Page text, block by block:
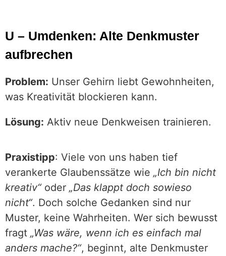
U – Umdenken: Alte Denkmuster
aufbrechen
Problem: Unser Gehirn liebt Gewohnheiten,
was Kreativität blockieren kann.
Lösung: Aktiv neue Denkweisen trainieren.
Praxistipp: Viele von uns haben tief
verankerte Glaubenssätze wie „Ich bin nicht
kreativ“oder „Das klappt doch sowieso
nicht“. Doch solche Gedanken sind nur
Muster, keine Wahrheiten. Wer sich bewusst
fragt „Was wäre, wenn ich es einfach mal
anders mache?“, beginnt, alte Denkmuster